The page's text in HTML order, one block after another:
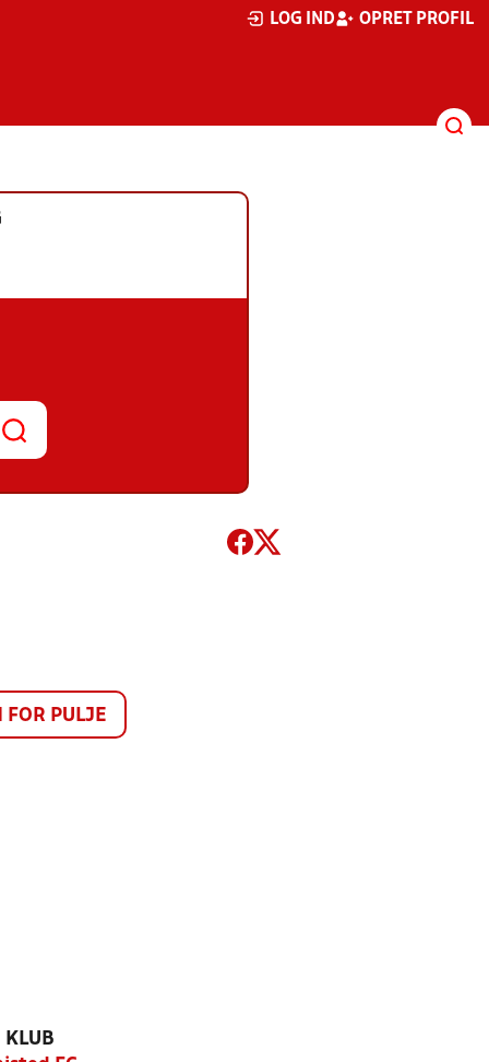
LOG IND OPRET PROFIL
PULJE
KLUB